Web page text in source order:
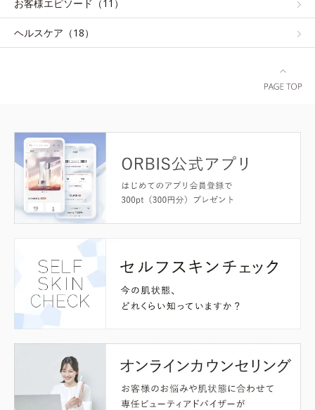
お客様エピソード（11）
ヘルスケア（18）